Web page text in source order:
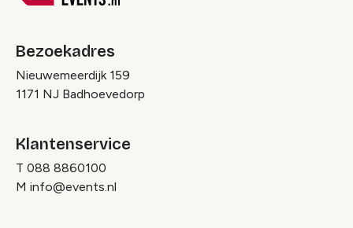
Bezoekadres
Nieuwemeerdijk 159
1171 NJ Badhoevedorp
Klantenservice
T 088 8860100
M info@events.nl